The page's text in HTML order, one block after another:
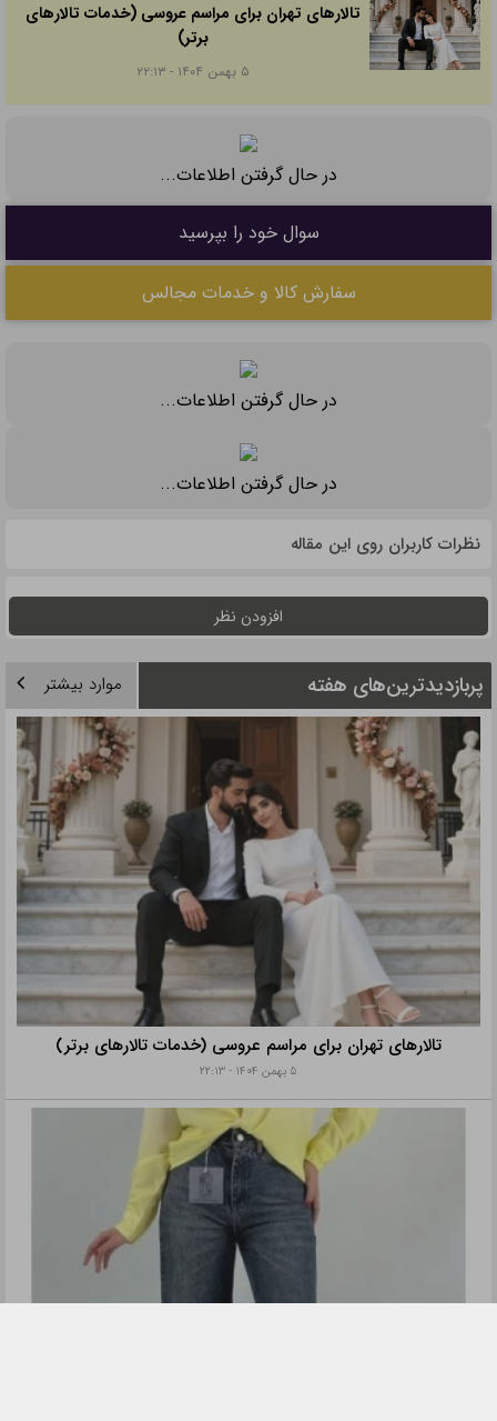
تالارهای تهران برای مراسم عروسی (خدمات تالارهای
برتر)
۵ بهمن ۱۴۰۴ - ۲۲:۱۳
در حال گرفتن اطلاعات...
سوال خود را بپرسید
سفارش کالا و خدمات مجالس
در حال گرفتن اطلاعات...
در حال گرفتن اطلاعات...
نظرات کاربران روی این مقاله
افزودن نظر
پربازدیدترین‌های هفته موارد بیشتر
تالارهای تهران برای مراسم عروسی (خدمات تالارهای برتر)
۵ بهمن ۱۴۰۴ - ۲۲:۱۳